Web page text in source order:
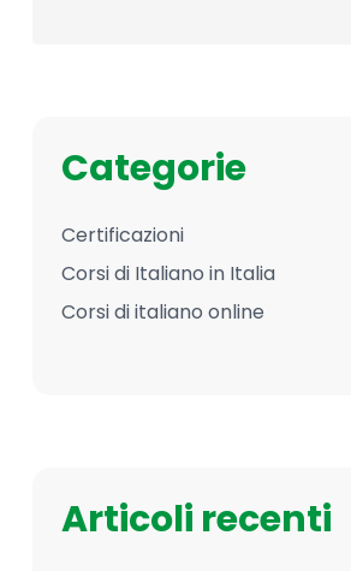
Categorie
Certificazioni
Corsi di Italiano in Italia
Corsi di italiano online
Articoli recenti